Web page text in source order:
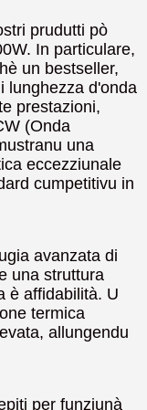
prudutti pò
In particulare,
un bestseller,
lunghezza d'onda
prestazioni,
(Onda
una
eccezziunale
cumpetitivu in
avanzata di
una struttura
è affidabilità. U
termica
allungendu
per funziunà